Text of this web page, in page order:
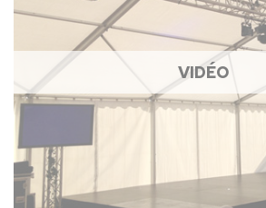
VIDÉO